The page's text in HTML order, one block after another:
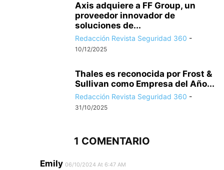
Axis adquiere a FF Group, un
proveedor innovador de
soluciones de...
Redacción Revista Seguridad 360 -
10/12/2025
Thales es reconocida por Frost &
Sullivan como Empresa del Año...
Redacción Revista Seguridad 360 -
31/10/2025
1 COMENTARIO
Emily 06/10/2024 At 6:47 AM